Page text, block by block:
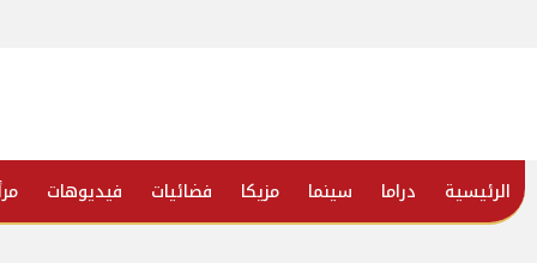
الرئيسية دراما سينما مزيكا فضائيات فيديوهات